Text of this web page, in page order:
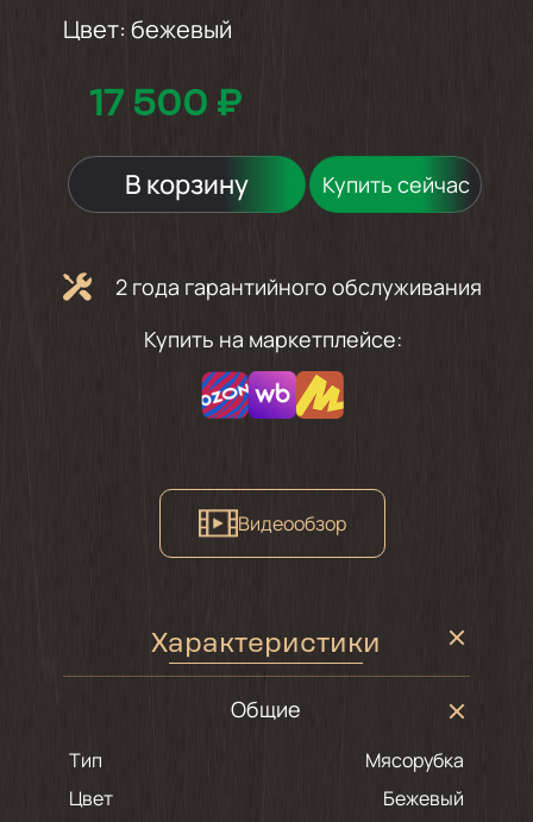
Цвет: бежевый
17 500 ₽
В корзину Купить сейчас
2 года гарантийного обслуживания
Купить на маркетплейсе:
Видеообзор
Характеристики
Общие
Тип
Мясорубка
Цвет
бежевый